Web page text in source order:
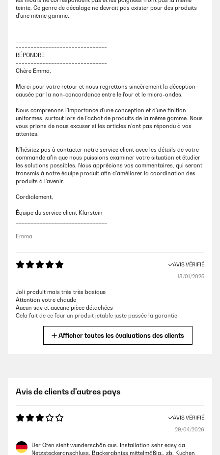
teinte. Ce genre de décalage ne devrait pas exister pour des produits
d’une même gamme.
===============================
RÉPONDRE
===============================
Chère Emma,
Merci pour votre retour et nous regrettons sincèrement la déception
causée par la non-concordance entre le four et le micro-ondes.
Nous comprenons l'importance d'une conception et d'une finition
uniformes, surtout lors de l'achat de produits de la même gamme. Nous
vous prions de nous excuser si les articles n'ont pas répondu à vos
attentes.
N'hésitez pas à contacter notre service client avec les détails de votre
commande afin que nous puissions examiner votre situation et étudier
les solutions possibles. Nous apprécions vos commentaires, qui seront
transmis à notre équipe produit afin d'améliorer la coordination des
produits à l'avenir.
Cordialement,
Équipe du service client Klarstein
Emma
AVIS VÉRIFIÉ
18/01/2025
Joli produit mais très très basique
Attention votre chaude
Aucun sav et aucune pièce détachées
Cela fait de ce four un produit jetable juste passée la garantie
Le bouton de la minuterie est fragile et ne fonctionne pas il tourne dans
le vide
26/09/2024
Afficher toutes les évaluations des clients
Avis de clients d'autres pays
AVIS VÉRIFIÉ
29/04/2026
Der Ofen sieht wunderschön aus. Installation sehr easy da
Netzsteckeranschluss. Backergbniss mittelmäßig… zb. Kuchen